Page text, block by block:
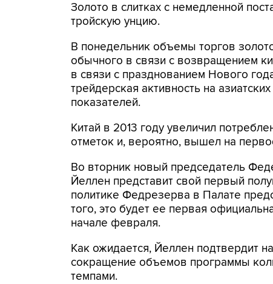
Золото в слитках с немедленной
тройскую унцию.
В понедельник объемы торгов
обычного в связи с возвращением
в связи с празднованием Нового
трейдерская активность на
показателей.
Китай в 2013 году увеличил
отметок и, вероятно, вышел на
Во вторник новый председатель
Йеллен представит свой первый
политике Федрезерва в Палате
того, это будет ее первая
начале февраля.
Как ожидается, Йеллен подтвердит
сокращение объемов программы
темпами.